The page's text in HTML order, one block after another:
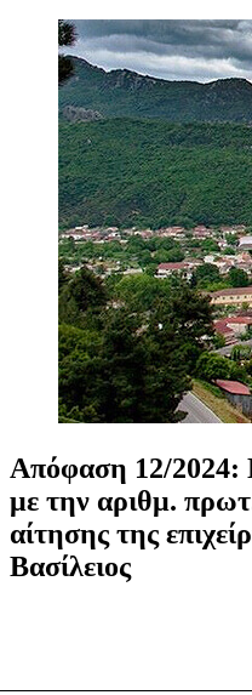
Απόφαση 12/2024:
με την αριθμ.
αίτησης της
Βασίλειος